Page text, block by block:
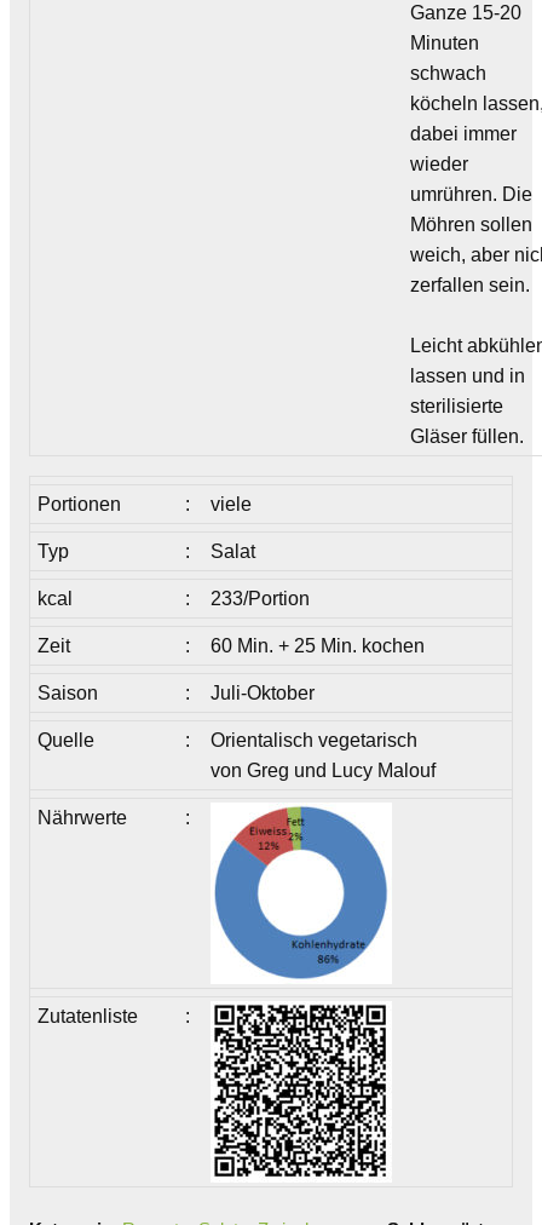
Ganze 15-20
Minuten
schwach
köcheln
dabei immer
wieder
umrühren. Die
Möhren sollen
weich, aber
zerfallen sein.
Leicht
lassen und in
sterilisierte
Gläser füllen.
Portionen : viele
Typ : Salat
kcal : 233/Portion
Zeit : 60 Min. + 25 Min. kochen
Saison : Juli-Oktober
Quelle :
Orientalisch vegetarisch
von Greg und Lucy Malouf
Nährwerte :
Zutatenliste :